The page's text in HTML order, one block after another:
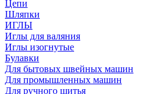
Цепи
Шляпки
ИГЛЫ
Иглы для валяния
Иглы изогнутые
Булавки
Для бытовых швейных машин
Для промышленных машин
Для ручного шитья